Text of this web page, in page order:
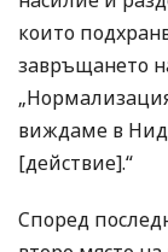
които
завръщането
виждаме в
[действие].“
Според